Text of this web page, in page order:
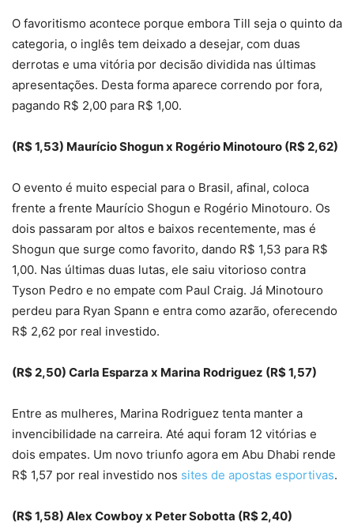
O favoritismo acontece porque embora Till seja o quinto da
categoria, o inglês tem deixado a desejar, com duas
derrotas e uma vitória por decisão dividida nas últimas
apresentações. Desta forma aparece correndo por fora,
pagando R$ 2,00 para R$ 1,00.
(R$ 1,53) Maurício Shogun x Rogério Minotouro (R$ 2,62)
O evento é muito especial para o Brasil, afinal, coloca
frente a frente Maurício Shogun e Rogério Minotouro. Os
dois passaram por altos e baixos recentemente, mas é
Shogun que surge como favorito, dando R$ 1,53 para R$
1,00. Nas últimas duas lutas, ele saiu vitorioso contra
Tyson Pedro e no empate com Paul Craig. Já Minotouro
perdeu para Ryan Spann e entra como azarão, oferecendo
R$ 2,62 por real investido.
(R$ 2,50) Carla Esparza x Marina Rodriguez (R$ 1,57)
Entre as mulheres, Marina Rodriguez tenta manter a
invencibilidade na carreira. Até aqui foram 12 vitórias e
dois empates. Um novo triunfo agora em Abu Dhabi rende
R$ 1,57 por real investido nos sites de apostas esportivas.
(R$ 1,58) Alex Cowboy x Peter Sobotta (R$ 2,40)